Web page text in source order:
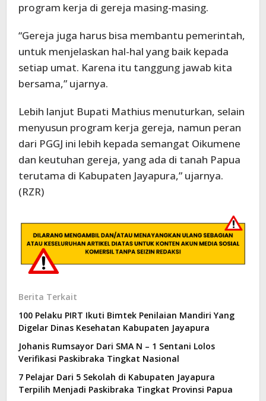
program kerja di gereja masing-masing.
“Gereja juga harus bisa membantu pemerintah,
untuk menjelaskan hal-hal yang baik kepada
setiap umat. Karena itu tanggung jawab kita
bersama,” ujarnya.
Lebih lanjut Bupati Mathius menuturkan, selain
menyusun program kerja gereja, namun peran
dari PGGJ ini lebih kepada semangat Oikumene
dan keutuhan gereja, yang ada di tanah Papua
terutama di Kabupaten Jayapura,” ujarnya.
(RZR)
Berita Terkait
100 Pelaku PIRT Ikuti Bimtek Penilaian Mandiri Yang
Digelar Dinas Kesehatan Kabupaten Jayapura
Johanis Rumsayor Dari SMA N – 1 Sentani Lolos
Verifikasi Paskibraka Tingkat Nasional
7 Pelajar Dari 5 Sekolah di Kabupaten Jayapura
Terpilih Menjadi Paskibraka Tingkat Provinsi Papua